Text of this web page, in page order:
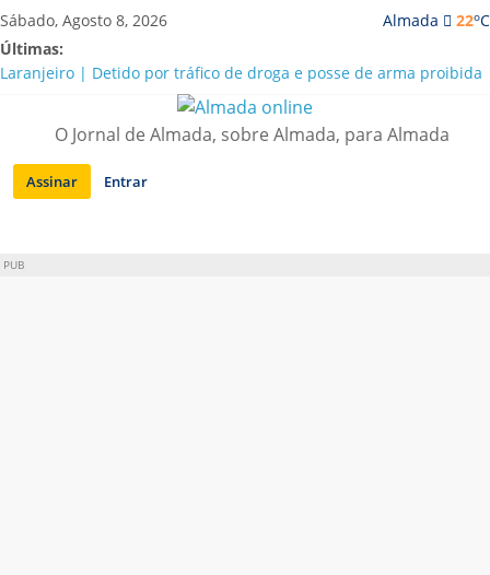
Saltar
para
conteúdo
Almada 22oC
Sábado, Agosto 8, 2026
Últimas:
Laranjeiro | Detido por tráfico de droga e posse de arma proibida
A “crise” da água em Almada: ilações e ensinamentos necessários
Costa da Caparica | Polícia Marítima e ASAE detectam
irregularidades em habitações e restaurantes
APA diz que falta de água em Almada “foi um problema de má
O Jornal de Almada, sobre Almada, para Almada
Assinar Entrar
PUB